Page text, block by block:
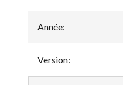
Année:
Version: